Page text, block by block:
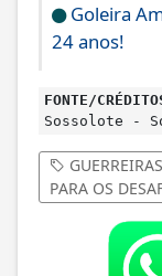
Goleira
24 anos!
FONTE/
Sossolote -
PARA OS